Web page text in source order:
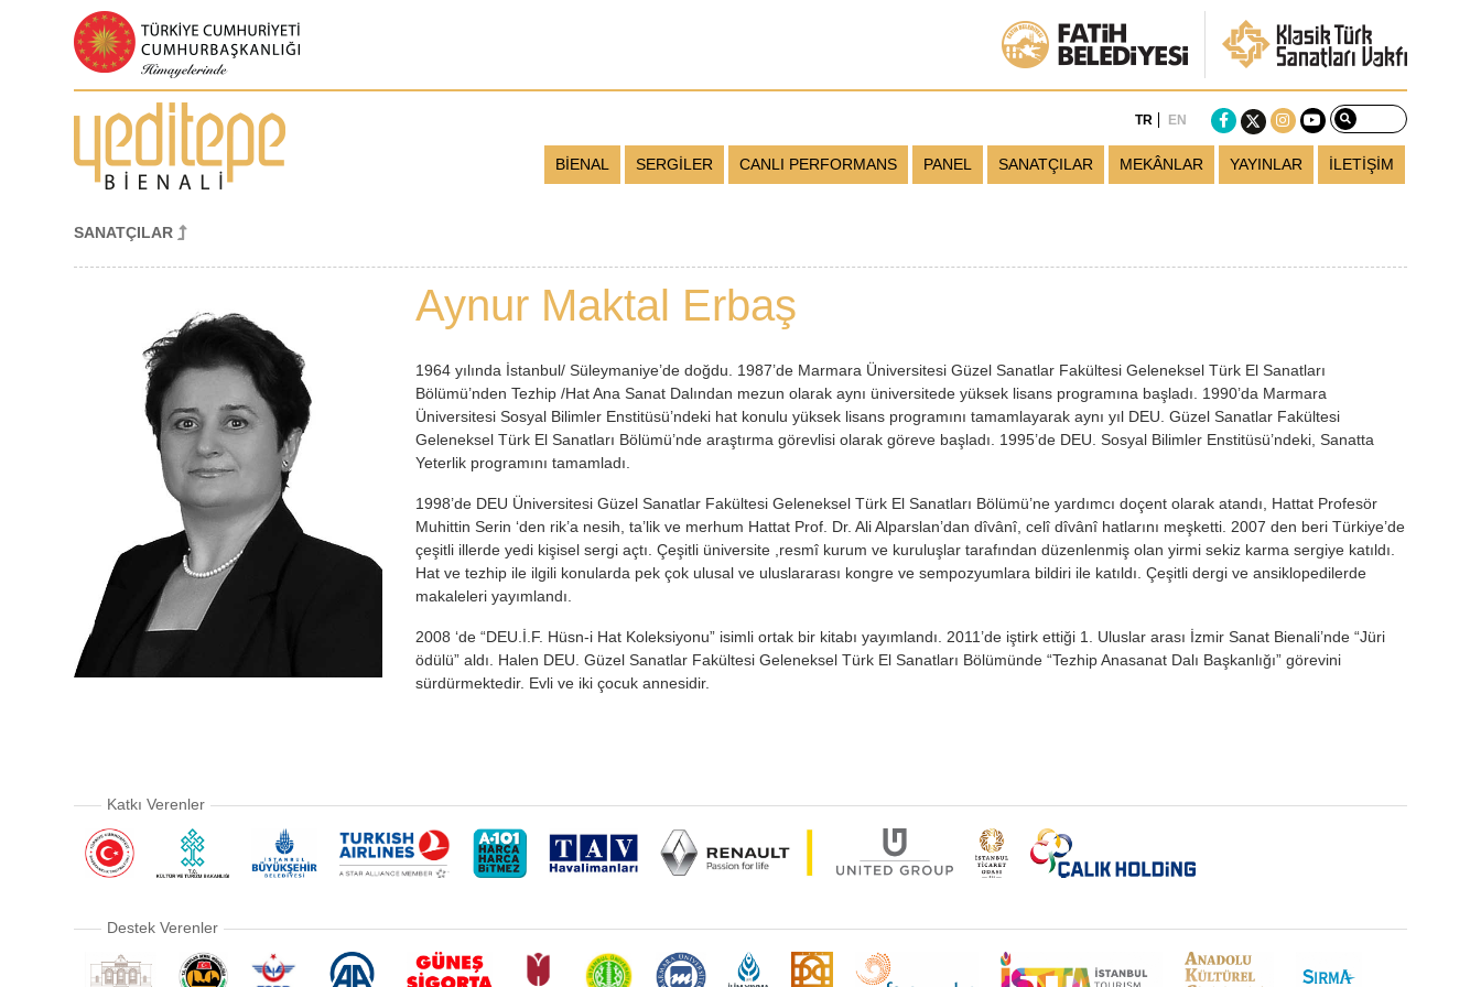
TR EN
BİENAL SERGİLER CANLI PERFORMANS PANEL SANATÇILAR MEKÂNLAR YAYINLAR İLETİŞİM
SANATÇILAR
Aynur Maktal Erbaş
1964 yılında İstanbul/ Süleymaniye’de doğdu. 1987’de Marmara Üniversitesi Güzel Sanatlar Fakültesi Geleneksel Türk El Sanatları
Bölümü’nden Tezhip /Hat Ana Sanat Dalından mezun olarak aynı üniversitede yüksek lisans programına başladı. 1990’da Marmara
Üniversitesi Sosyal Bilimler Enstitüsü’ndeki hat konulu yüksek lisans programını tamamlayarak aynı yıl DEU. Güzel Sanatlar Fakültesi
Geleneksel Türk El Sanatları Bölümü’nde araştırma görevlisi olarak göreve başladı. 1995’de DEU. Sosyal Bilimler Enstitüsü’ndeki, Sanatta
Yeterlik programını tamamladı.
1998’de DEU Üniversitesi Güzel Sanatlar Fakültesi Geleneksel Türk El Sanatları Bölümü’ne yardımcı doçent olarak atandı, Hattat Profesör
Muhittin Serin ‘den rik’a nesih, ta’lik ve merhum Hattat Prof. Dr. Ali Alparslan’dan dîvânî, celî dîvânî hatlarını meşketti. 2007 den beri Türkiye’de
çeşitli illerde yedi kişisel sergi açtı. Çeşitli üniversite ,resmî kurum ve kuruluşlar tarafından düzenlenmiş olan yirmi sekiz karma sergiye katıldı.
Hat ve tezhip ile ilgili konularda pek çok ulusal ve uluslararası kongre ve sempozyumlara bildiri ile katıldı. Çeşitli dergi ve ansiklopedilerde
makaleleri yayımlandı.
2008 ‘de “DEU.İ.F. Hüsn-i Hat Koleksiyonu” isimli ortak bir kitabı yayımlandı. 2011’de iştirk ettiği 1. Uluslar arası İzmir Sanat Bienali’nde “Jüri
ödülü” aldı. Halen DEU. Güzel Sanatlar Fakültesi Geleneksel Türk El Sanatları Bölümünde “Tezhip Anasanat Dalı Başkanlığı” görevini
sürdürmektedir. Evli ve iki çocuk annesidir.
Katkı Verenler
Destek Verenler